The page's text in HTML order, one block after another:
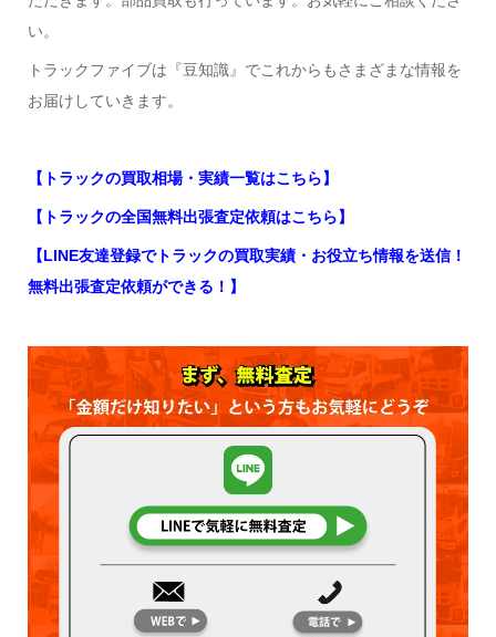
い。
トラックファイブは『豆知識』でこれからもさまざまな情報を
お届けしていきます。
【トラックの買取相場・実績一覧はこちら】
【トラックの全国無料出張査定依頼はこちら】
【LINE友達登録でトラックの買取実績・お役立ち情報を送信！
無料出張査定依頼ができる！】